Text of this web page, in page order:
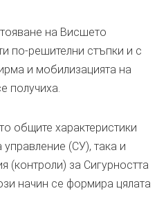
на Висшето
по-решителни стъпки и с
и мобилизацията на
получиха.
общите характеристики
(СУ), така и
(контроли) за Сигурността
начин се формира цялата